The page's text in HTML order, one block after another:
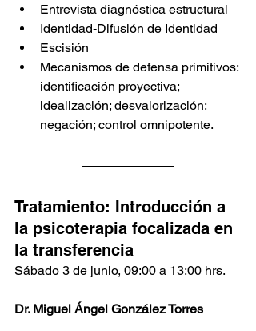
Entrevista diagnóstica estructural
Identidad-Difusión de Identidad
Escisión
Mecanismos de defensa primitivos:
identificación proyectiva;
idealización; desvalorización;
negación; control omnipotente.
Tratamiento: Introducción a
la psicoterapia focalizada en
la transferencia
Sábado 3 de junio, 09:00 a 13:00 hrs.
Dr. Miguel Ángel González Torres